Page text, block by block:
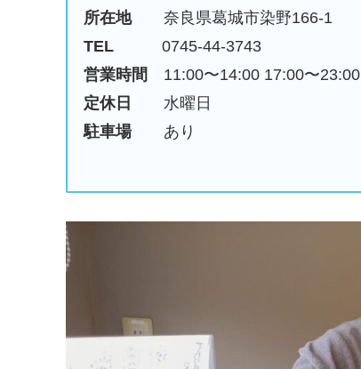
所在地 奈良県葛城市染野166-1
TEL 0745-44-3743
営業時間 11:00〜14:00 17:00〜23:00
定休日 水曜日
駐車場 あり